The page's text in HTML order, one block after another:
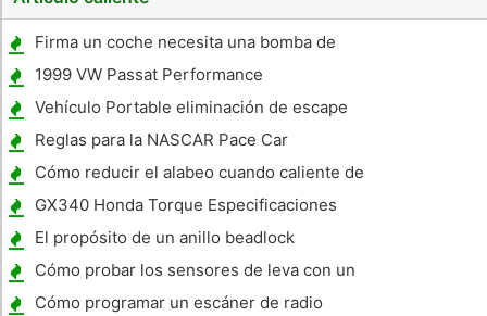
Firma un coche necesita una bomba de
agua
1999 VW Passat Performance
Vehículo Portable eliminación de escape
Reglas para la NASCAR Pace Car
Cómo reducir el alabeo cuando caliente de
acero
GX340 Honda Torque Especificaciones
El propósito de un anillo beadlock
Cómo probar los sensores de leva con un
medidor de Ohm
Cómo programar un escáner de radio